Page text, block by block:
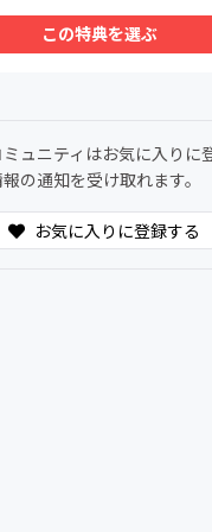
この特典を選ぶ
ュニティはお気に入りに
の通知を受け取れます。
お気に入りに登録する